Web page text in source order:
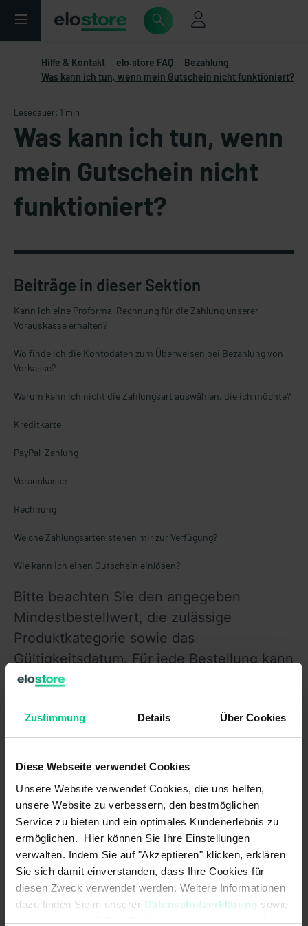
Zustimmung Details Über Cookies
Diese Webseite verwendet Cookies
Unsere Website verwendet Cookies, die uns helfen,
unsere Website zu verbessern, den bestmöglichen
Service zu bieten und ein optimales Kundenerlebnis zu
ermöglichen. Hier können Sie Ihre Einstellungen
verwalten. Indem Sie auf "Akzeptieren" klicken, erklären
Sie sich damit einverstanden, dass Ihre Cookies für
diesen Zweck verwendet werden. Weitere Informationen
dazu finden Sie in unserer Datenschutzerklärung sowie
imImpressum. Sollten Sie hiermit nicht einverstanden
Hilfe & Kontakt elo.store FAQ
Bezahlung
Was kann ich tun, wenn mein Gutschein nicht funktioniert?
Lesedauer: 1 min
Was kann ich tun, wenn
mein Gutschein nicht
funktioniert?
Beiträge in dieser Sektion
Kann ich eine Proforma-Rechnung für die Zahlung unserer
Vorauskasse erhalten?
Wo finde ich die Kontodaten zum Überweisen bei Bezahlung von
Vorkasse?
Warum kann ich nicht die Zahlungsart auswählen, die ich möchte?
Kreditkarte
PayPal-Zahlung
Vorauskasse
Rechnung
Welche Zahlungsarten stehen mir zur Verfügung?
Wie kann ich einen Gutschein einlösen?
Bitte beachten Sie den angegeben
Mindestbestellwert, die zulässige
Produktkategorie sowie das
Gültigkeitsdatum. Für jede Bestellung kann
jeweils lediglich ein Gutschein verwendet
werden. Sollte ein gültiger Gutschein nicht
funktionieren, dann kontaktieren Sie uns
gerne. Hierzu nutzen Sie bitte unsere
Kontaktseite.
Verwandte Themen
See other articles in:
Allgemein